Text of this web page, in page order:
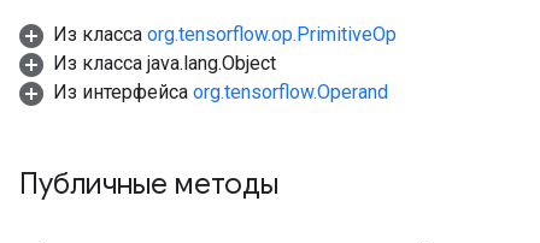
Из класса org.tensorflow.op.PrimitiveOp
Из класса java.lang.Object
Из интерфейса org.tensorflow.Operand
Публичные методы